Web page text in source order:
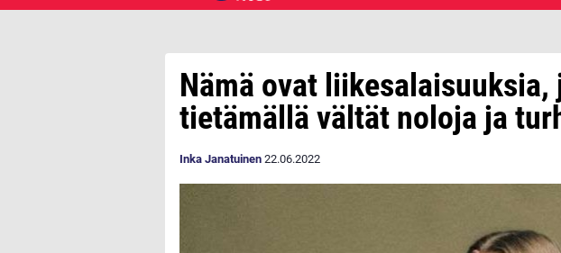
Nämä ovat liikesalaisuuksia,
tietämällä vältät noloja ja
Inka Janatuinen 22.06.2022